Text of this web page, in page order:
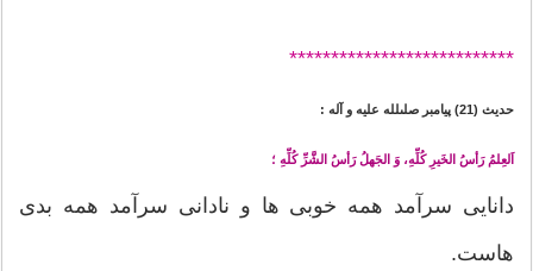
********************
*******
حدیث (21) پيامبر صلى‏لله‏ عليه ‏و ‏آله :
اَلعِلمُ رَأسُ الخَيرِ كُلِّهِ، وَ الجَهلُ رَأسُ الشَّرِّ كُلِّهِ ؛
دانايى سرآمد همه خوبى ‏ها و نادانى سرآمد همه بدى‏
هاست.